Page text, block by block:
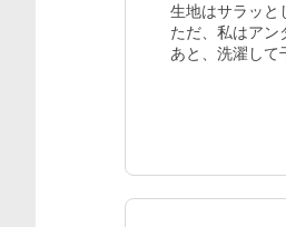
生地はサラッと
ただ、私はアン
あと、洗濯して